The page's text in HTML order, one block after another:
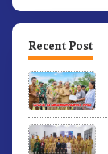
Recent Post